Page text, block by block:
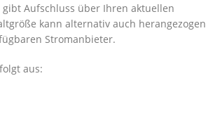
Aufschluss über Ihren aktuellen
kann alternativ auch herangezogen
Stromanbieter.
aus: